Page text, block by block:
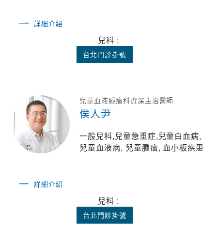
詳細介紹
兒科 :
台北門診掛號
兒童血液腫瘤科資深主治醫師
侯人尹
一般兒科,兒童急重症,兒童白血病,
兒童血液病, 兒童腫瘤, 血小板疾患
詳細介紹
兒科 :
台北門診掛號